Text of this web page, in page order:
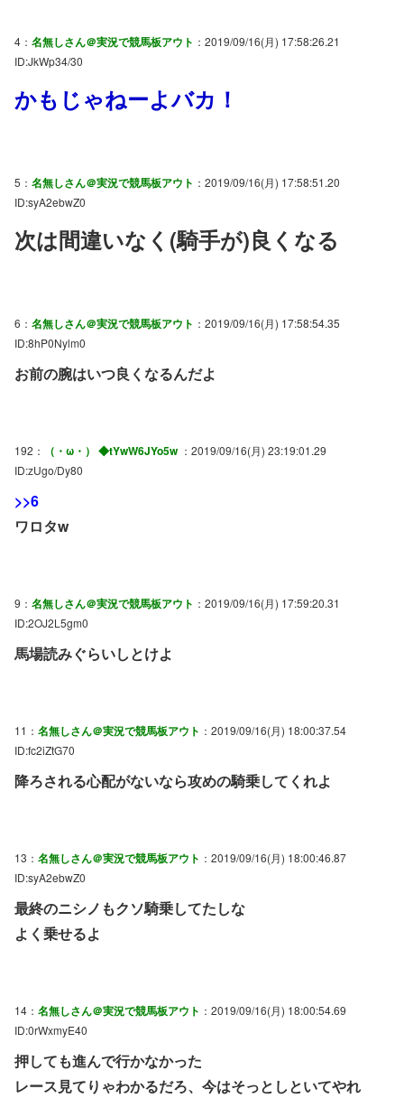
4： 名無しさん＠実況で競馬板アウト ：2019/09/16(月) 17:58:26.21
ID:JkWp34/30
かもじゃねーよバカ！
5： 名無しさん＠実況で競馬板アウト ：2019/09/16(月) 17:58:51.20
ID:syA2ebwZ0
次は間違いなく(騎手が)良くなる
6： 名無しさん＠実況で競馬板アウト ：2019/09/16(月) 17:58:54.35
ID:8hP0Nylm0
お前の腕はいつ良くなるんだよ
192： （・ω・） ◆tYwW6JYo5w ：2019/09/16(月) 23:19:01.29
ID:zUgo/Dy80
>>6
ワロタw
9： 名無しさん＠実況で競馬板アウト ：2019/09/16(月) 17:59:20.31
ID:2OJ2L5gm0
馬場読みぐらいしとけよ
11： 名無しさん＠実況で競馬板アウト ：2019/09/16(月) 18:00:37.54
ID:fc2iZtG70
降ろされる心配がないなら攻めの騎乗してくれよ
13： 名無しさん＠実況で競馬板アウト ：2019/09/16(月) 18:00:46.87
ID:syA2ebwZ0
最終のニシノもクソ騎乗してたしな
よく乗せるよ
14： 名無しさん＠実況で競馬板アウト ：2019/09/16(月) 18:00:54.69
ID:0rWxmyE40
押しても進んで行かなかった
レース見てりゃわかるだろ、今はそっとしといてやれ